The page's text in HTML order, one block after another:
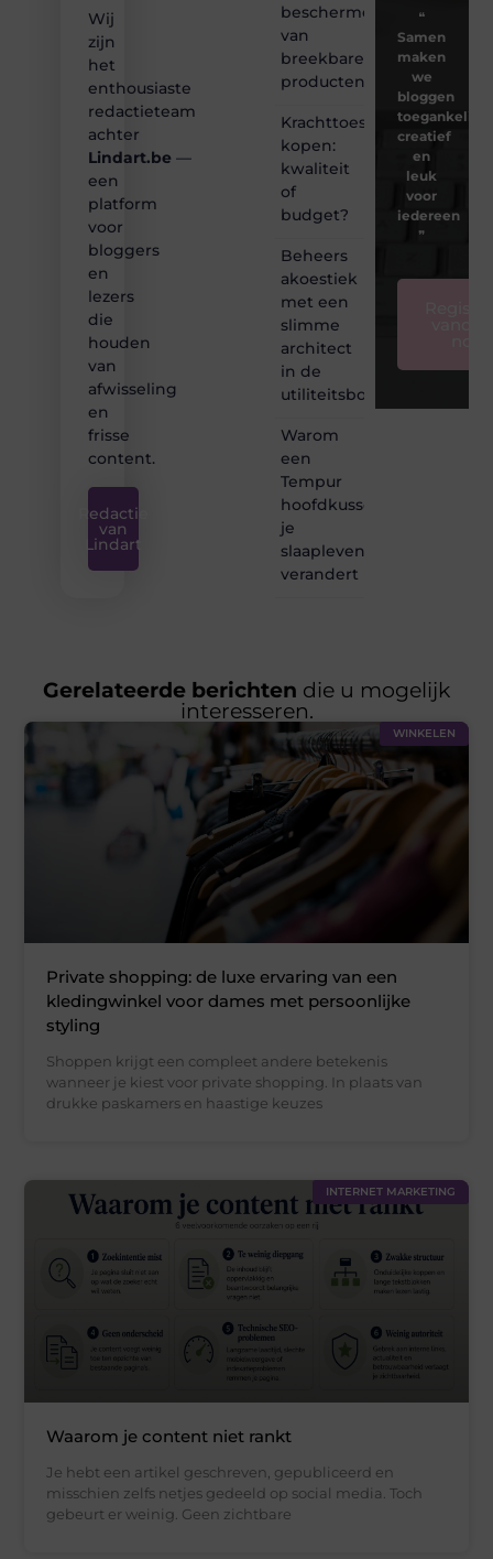
Wij
zijn
het
enthousiaste
redactieteam
achter
Lindart.be —
een
platform
voor
bloggers
en
lezers
die
houden
van
afwisseling
en
frisse
content.
Redactie
van
Lindart
beschermen
van
breekbare
producten
Krachttoestel
kopen:
kwaliteit
of
budget?
Beheers
akoestiek
met een
slimme
architect
in de
utiliteitsbouw
Warom
een
Tempur
hoofdkussen
je
slaapleven
verandert
❝
Samen
maken
we
bloggen
toegankelijk,
creatief
en
leuk
voor
iedereen
❞
Gerelateerde berichten die u mogelijk
interesseren.
WINKELEN
Private shopping: de luxe ervaring van een
kledingwinkel voor dames met persoonlijke
styling
Shoppen krijgt een compleet andere betekenis
wanneer je kiest voor private shopping. In plaats van
drukke paskamers en haastige keuzes
INTERNET MARKETING
Waarom je content niet rankt
Je hebt een artikel geschreven, gepubliceerd en
misschien zelfs netjes gedeeld op social media. Toch
gebeurt er weinig. Geen zichtbare